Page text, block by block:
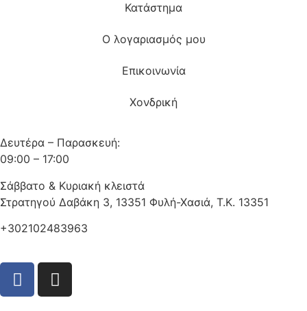
Κατάστημα
Ο λογαριασμός μου
Επικοινωνία
Χονδρική
Δευτέρα – Παρασκευή:
09:00 – 17:00
Σάββατο & Κυριακή κλειστά
Στρατηγού Δαβάκη 3, 13351 Φυλή-Χασιά, Τ.Κ. 13351
+302102483963